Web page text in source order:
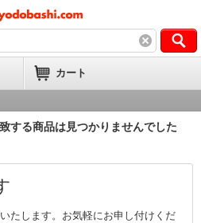
カート
する商品は見つかりませんでした
たします。お気軽にお申し付けくだ